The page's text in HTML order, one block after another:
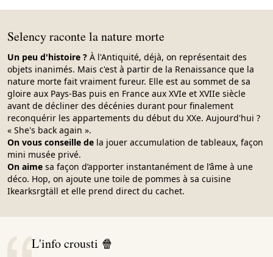
Selency raconte la nature morte
Un peu d'histoire ? À l'Antiquité, déjà, on représentait des
objets inanimés. Mais c'est à partir de la Renaissance que la
nature morte fait vraiment fureur. Elle est au sommet de sa
gloire aux Pays-Bas puis en France aux XVIe et XVIIe siècle
avant de décliner des décénies durant pour finalement
reconquérir les appartements du début du XXe. Aujourd'hui ?
« She's back again ».
On vous conseille de la jouer accumulation de tableaux, façon
mini musée privé.
On aime sa façon d’apporter instantanément de l’âme à une
déco. Hop, on ajoute une toile de pommes à sa cuisine
Ikearksrgtäll et elle prend direct du cachet.
L'info crousti 🍿